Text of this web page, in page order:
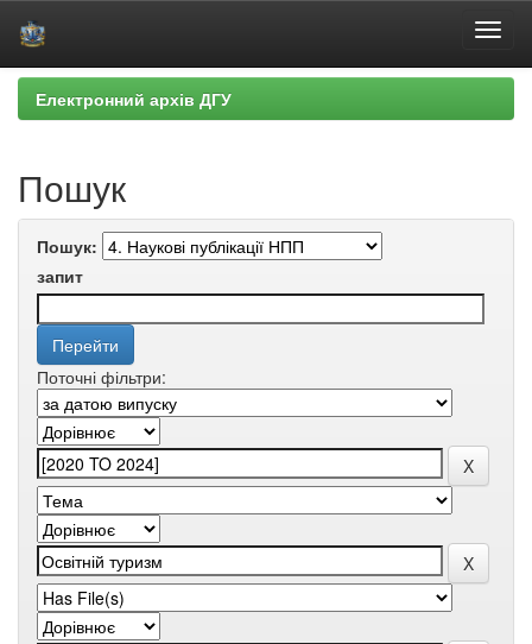
Skip
navigation
Електронний архів ДГУ
Пошук
Пошук:
запит
Поточні фільтри: